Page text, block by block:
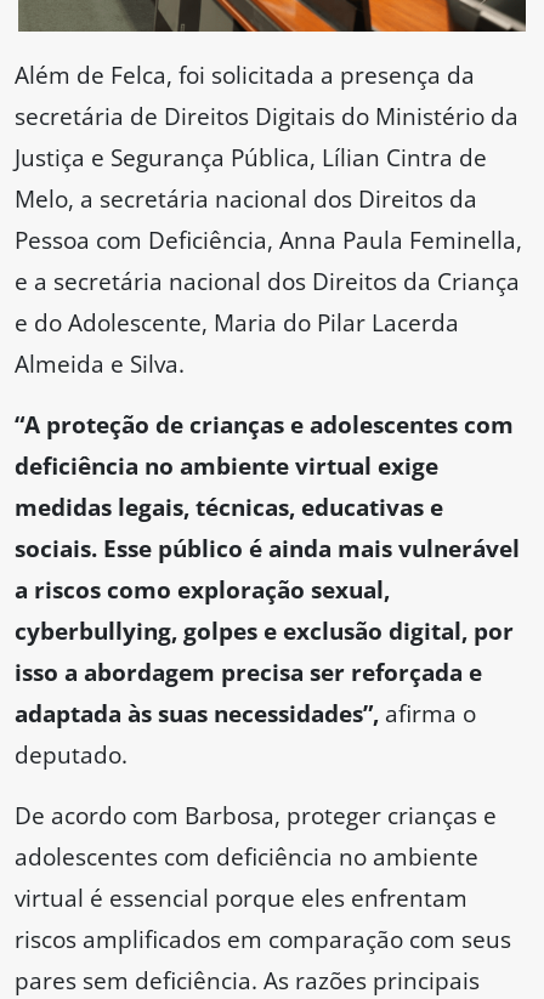
Além de Felca, foi solicitada a presença da
secretária de Direitos Digitais do Ministério da
Justiça e Segurança Pública, Lílian Cintra de
Melo, a secretária nacional dos Direitos da
Pessoa com Deficiência, Anna Paula Feminella,
e a secretária nacional dos Direitos da Criança
e do Adolescente, Maria do Pilar Lacerda
Almeida e Silva.
“A proteção de crianças e adolescentes com
deficiência no ambiente virtual exige
medidas legais, técnicas, educativas e
sociais. Esse público é ainda mais vulnerável
a riscos como exploração sexual,
cyberbullying, golpes e exclusão digital, por
isso a abordagem precisa ser reforçada e
adaptada às suas necessidades”, afirma o
deputado.
De acordo com Barbosa, proteger crianças e
adolescentes com deficiência no ambiente
virtual é essencial porque eles enfrentam
riscos amplificados em comparação com seus
pares sem deficiência. As razões principais